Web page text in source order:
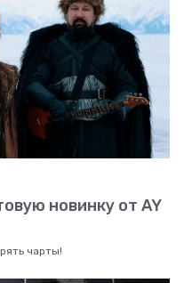
новинку от AY
чарты!